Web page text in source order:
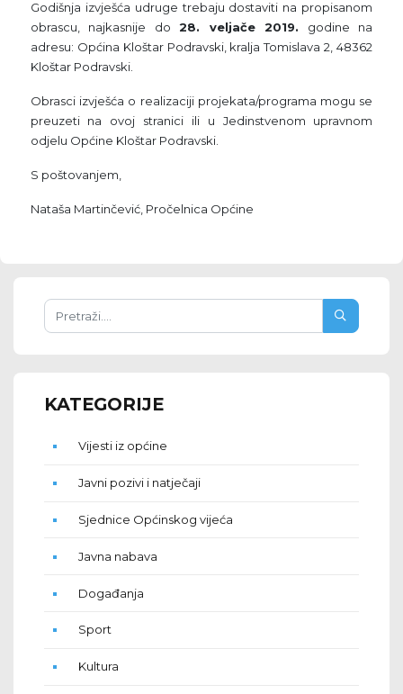
Godišnja izvješća udruge trebaju dostaviti na propisanom
obrascu, najkasnije do28. veljače 2019. godine na
adresu: Općina Kloštar Podravski, kralja Tomislava 2, 48362
Kloštar Podravski.
Obrasci izvješća o realizaciji projekata/programa mogu se
preuzeti na ovoj stranici ili u Jedinstvenom upravnom
odjelu Općine Kloštar Podravski.
S poštovanjem,
Nataša Martinčević, Pročelnica Općine
KATEGORIJE
Vijesti iz općine
Javni pozivi i natječaji
Sjednice Općinskog vijeća
Javna nabava
Događanja
Sport
Kultura